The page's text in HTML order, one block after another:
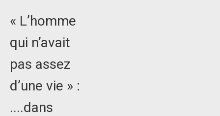
« L’homme
qui n’avait
pas assez
d’une vie » :
....dans